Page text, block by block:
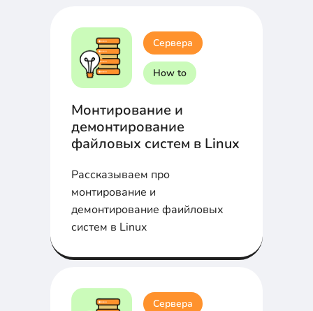
Сервера
How to
Монтирование и
демонтирование
файловых систем в Linux
Рассказываем про
монтирование и
демонтирование фаийловых
систем в Linux
Сервера